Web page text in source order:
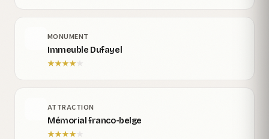
MONUMENT
Immeuble Dufayel
★★★★★
ATTRACTION
Mémorial franco-belge
★★★★★